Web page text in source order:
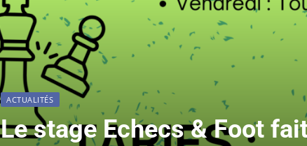
ACTUALITÉS
Le stage Echecs & Foot